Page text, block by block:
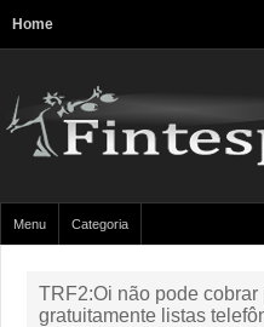
Home
Menu Categoria
TRF2:Oi não pode
gratuitamente listas